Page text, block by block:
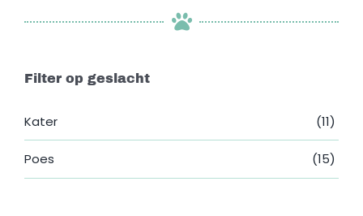
Filter op geslacht
Kater (11)
Poes (15)